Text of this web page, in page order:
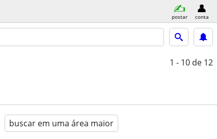
postar conta
1 - 10 de 12
buscar em uma área maior